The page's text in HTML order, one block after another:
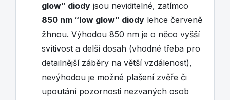
glow” diody jsou neviditelné, zatímco
850 nm “low glow” diody lehce červeně
žhnou. Výhodou 850 nm je o něco vyšší
svítivost a delší dosah (vhodné třeba pro
detailnější záběry na větší vzdálenost),
nevýhodou je možné plašení zvěře či
upoutání pozornosti nezvaných osob